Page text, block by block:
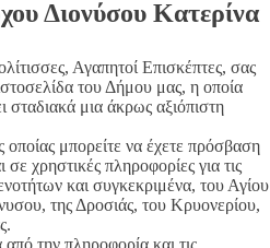
Διονύσου Κατερίνα
Αγαπητοί Επισκέπτες, σας
του Δήμου μας, η οποία
σταδιακά μια άκρως αξιόπιστη
μπορείτε να έχετε πρόσβαση
χρηστικές πληροφορίες για τις
και συγκεκριμένα, του Αγίου
της Δροσιάς, του Κρυονερίου,
την πληροφορία και τις